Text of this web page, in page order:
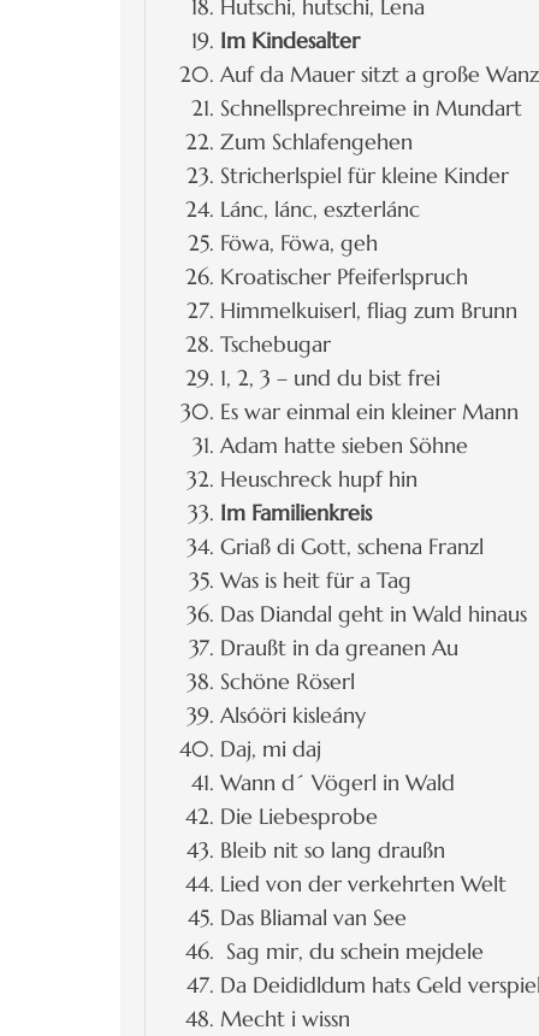
Hutschi, hutschi, Lena
Im Kindesalter
Auf da Mauer sitzt a große
Schnellsprechreime in Mundart
Zum Schlafengehen
Stricherlspiel für kleine Kinder
Lánc, lánc, eszterlánc
Föwa, Föwa, geh
Kroatischer Pfeiferlspruch
Himmelkuiserl, fliag zum Brunn
Tschebugar
1, 2, 3 – und du bist frei
Es war einmal ein kleiner Mann
Adam hatte sieben Söhne
Heuschreck hupf hin
Im Familienkreis
Griaß di Gott, schena Franzl
Was is heit für a Tag
Das Diandal geht in Wald hinaus
Draußt in da greanen Au
Schöne Röserl
Alsóöri kisleány
Daj, mi daj
Wann d´ Vögerl in Wald
Die Liebesprobe
Bleib nit so lang draußn
Lied von der verkehrten Welt
Das Bliamal van See
Sag mir, du schein mejdele
Da Deididldum hats Geld
Mecht i wissn